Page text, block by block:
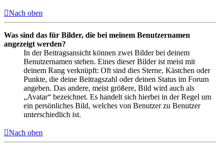
Nach oben
Was sind das für Bilder, die bei meinem Benutzernamen
angezeigt werden?
In der Beitragsansicht können zwei Bilder bei deinem
Benutzernamen stehen. Eines dieser Bilder ist meist mit
deinem Rang verknüpft: Oft sind dies Sterne, Kästchen oder
Punkte, die deine Beitragszahl oder deinen Status im Forum
angeben. Das andere, meist größere, Bild wird auch als
„Avatar“ bezeichnet. Es handelt sich hierbei in der Regel um
ein persönliches Bild, welches von Benutzer zu Benutzer
unterschiedlich ist.
Nach oben